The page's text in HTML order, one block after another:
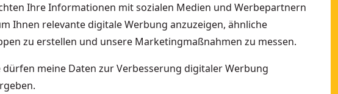
Ihre Informationen mit sozialen Medien und Werbepartnern
Ihnen relevante digitale Werbung anzuzeigen, ähnliche
zu erstellen und unsere Marketingmaßnahmen zu messen.
dürfen meine Daten zur Verbesserung digitaler Werbung